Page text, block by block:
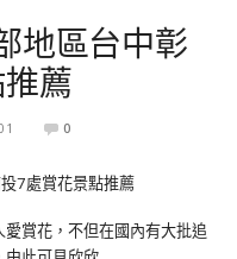
地區台中彰
薦
0
賞花，不但在國內有大批追